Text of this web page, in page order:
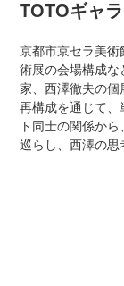
TOTOギャ
京都市京セラ美術
術展の会場構成な
家、西澤徹夫の個
再構成を通じて、
ト同士の関係か
巡らし、西澤の思